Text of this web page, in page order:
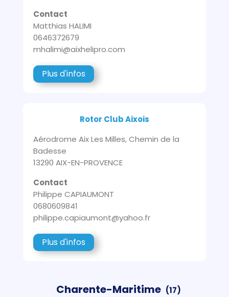
Contact
Matthias HALIMI
0646372679
mhalimi@aixhelipro.com
Plus d'infos
Rotor Club Aixois
Aérodrome Aix Les Milles, Chemin de la
Badesse
13290 AIX-EN-PROVENCE
Contact
Philippe CAPIAUMONT
0680609841
philippe.capiaumont@yahoo.fr
Plus d'infos
Charente-Maritime (17)